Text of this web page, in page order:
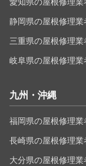
静岡県の屋根修理業
三重県の屋根修理業
岐阜県の屋根修理業
九州・沖縄
福岡県の屋根修理業
長崎県の屋根修理業
大分県の屋根修理業